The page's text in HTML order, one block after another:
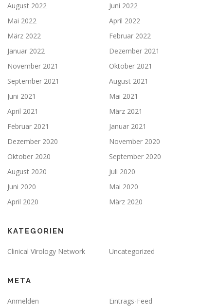
August 2022
Juni 2022
Mai 2022
April 2022
März 2022
Februar 2022
Januar 2022
Dezember 2021
November 2021
Oktober 2021
September 2021
August 2021
Juni 2021
Mai 2021
April 2021
März 2021
Februar 2021
Januar 2021
Dezember 2020
November 2020
Oktober 2020
September 2020
August 2020
Juli 2020
Juni 2020
Mai 2020
April 2020
März 2020
KATEGORIEN
Clinical Virology Network Uncategorized
META
Anmelden
Eintrags-Feed